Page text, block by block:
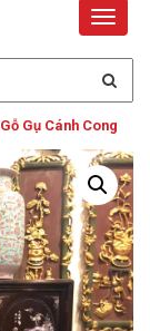
Toggle
Gụ Cánh Cong